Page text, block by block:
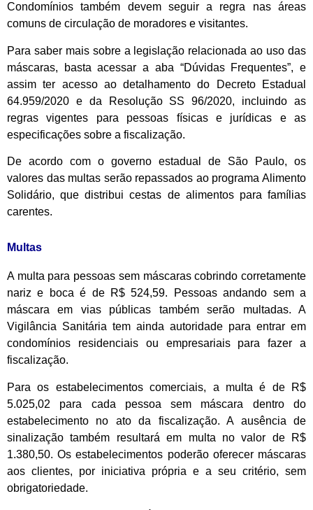
Condomínios também devem seguir a regra nas áreas
comuns de circulação de moradores e visitantes.
Para saber mais sobre a legislação relacionada ao uso das
máscaras, basta acessar a aba “Dúvidas Frequentes”, e
assim ter acesso ao detalhamento do Decreto Estadual
64.959/2020 e da Resolução SS 96/2020, incluindo as
regras vigentes para pessoas físicas e jurídicas e as
especificações sobre a fiscalização.
De acordo com o governo estadual de São Paulo, os
valores das multas serão repassados ao programa Alimento
Solidário, que distribui cestas de alimentos para famílias
carentes.
Multas
A multa para pessoas sem máscaras cobrindo corretamente
nariz e boca é de R$ 524,59. Pessoas andando sem a
máscara em vias públicas também serão multadas. A
Vigilância Sanitária tem ainda autoridade para entrar em
condomínios residenciais ou empresariais para fazer a
fiscalização.
Para os estabelecimentos comerciais, a multa é de R$
5.025,02 para cada pessoa sem máscara dentro do
estabelecimento no ato da fiscalização. A ausência de
sinalização também resultará em multa no valor de R$
1.380,50. Os estabelecimentos poderão oferecer máscaras
aos clientes, por iniciativa própria e a seu critério, sem
obrigatoriedade.